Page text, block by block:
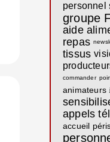
personnel
groupe
aide
repas
tissus
commander
animateurs
appels
accueil